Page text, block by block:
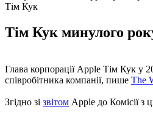
Тім Кук
Тім Кук минулого
Глава корпорації Apple Тім Кук у
співробітника компанії, пише The
Згідно зі звітом Apple до Комісії з